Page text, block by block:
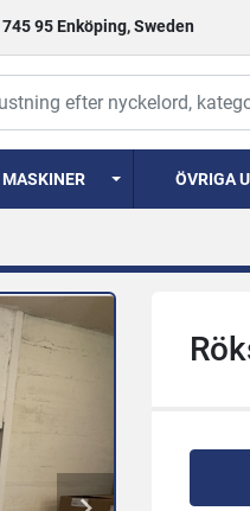
745 95 Enköping, Sweden
MASKINER ÖVRIGA